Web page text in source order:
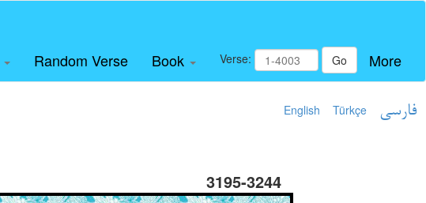
Random Verse Book Verse: Go More
English Türkçe فارسی
3195-3244